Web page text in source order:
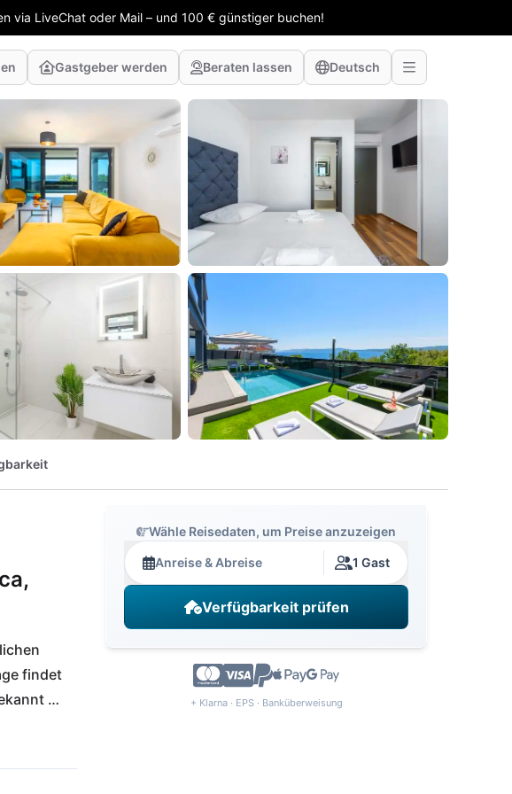
via LiveChat oder Mail – und 100 € günstiger buchen!
Gastgeber werden Beraten lassen Deutsch
findet
Wähle Reisedaten, um Preise anzuzeigen
Anreise & Abreise 1 Gast
Verfügbarkeit prüfen
+ Klarna · EPS · Banküberweisung